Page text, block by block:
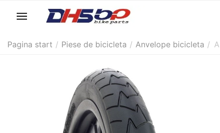
Pagina start / Piese de bicicleta / Anvelope bicicleta /